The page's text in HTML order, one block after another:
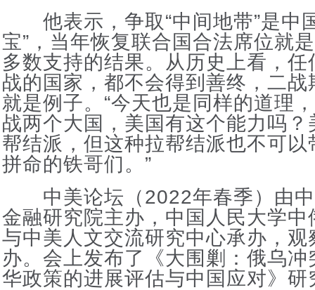
他表示，争取“中间地带”是中
宝”，当年恢复联合国合法席位就
多数支持的结果。从历史上看，
战的国家，都不会得到善终，二
就是例子。“今天也是同样的道理
战两个大国，美国有这个能力吗
帮结派，但这种拉帮结派也不可
拼命的铁哥们。”
中美论坛（2022年春季）由中
金融研究院主办，中国人民大学
与中美人文交流研究中心承办，观
办。会上发布了《大围剿：俄乌
华政策的进展评估与中国应对》研